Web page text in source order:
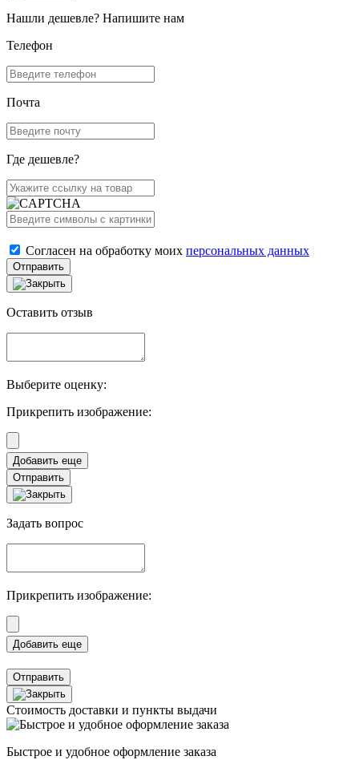
Нашли дешевле? Напишите нам
Телефон
Почта
Где дешевле?
Согласен на обработку моих персональных данных
Отправить
Оставить отзыв
Выберите оценку:
Прикрепить изображение:
Отправить
Задать вопрос
Прикрепить изображение:
Отправить
Стоимость доставки и пункты выдачи
Быстрое и удобное оформление заказа